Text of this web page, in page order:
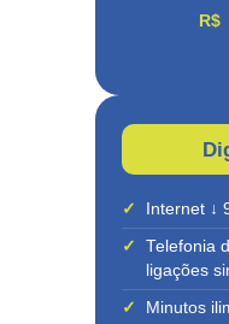
R$
✓ Internet ↓
✓
Telefonia
ligações
✓ Minutos